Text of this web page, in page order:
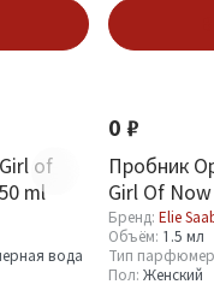
of
ml
вода
0 ₽
Пробник
Girl Of
Бренд: Elie
Объём: 1.5 мл
Тип
Пол: Женский